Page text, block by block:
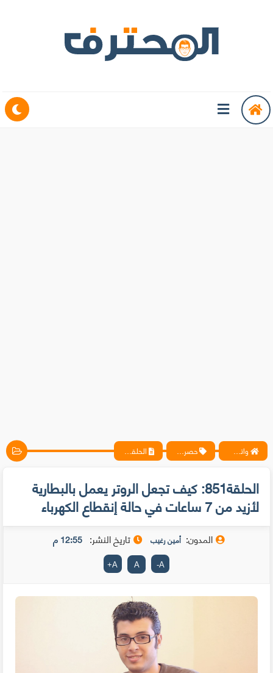
واتس آب ، فيسبوك ، أنترنت ، شروحات تقنية حصرية - المحترف حصريات الحلقة851: كيف تجعل الروتر يعمل بالبطارية لأزيد من 7 ساعات في حالة إنقطاع الكهرباء
الحلقة851: كيف تجعل الروتر يعمل بالبطارية
لأزيد من 7 ساعات في حالة إنقطاع الكهرباء
المدون: أمين رغيب تاريخ النشر: 12:55 م
A
-
A
A
+